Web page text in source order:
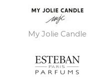
My Jolie Candle